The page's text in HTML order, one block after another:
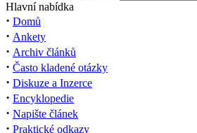
Hlavní nabídka
· Domů
· Ankety
· Archiv článků
· Často kladené otázky
· Diskuze a Inzerce
· Encyklopedie
· Napište článek
· Praktické odkazy